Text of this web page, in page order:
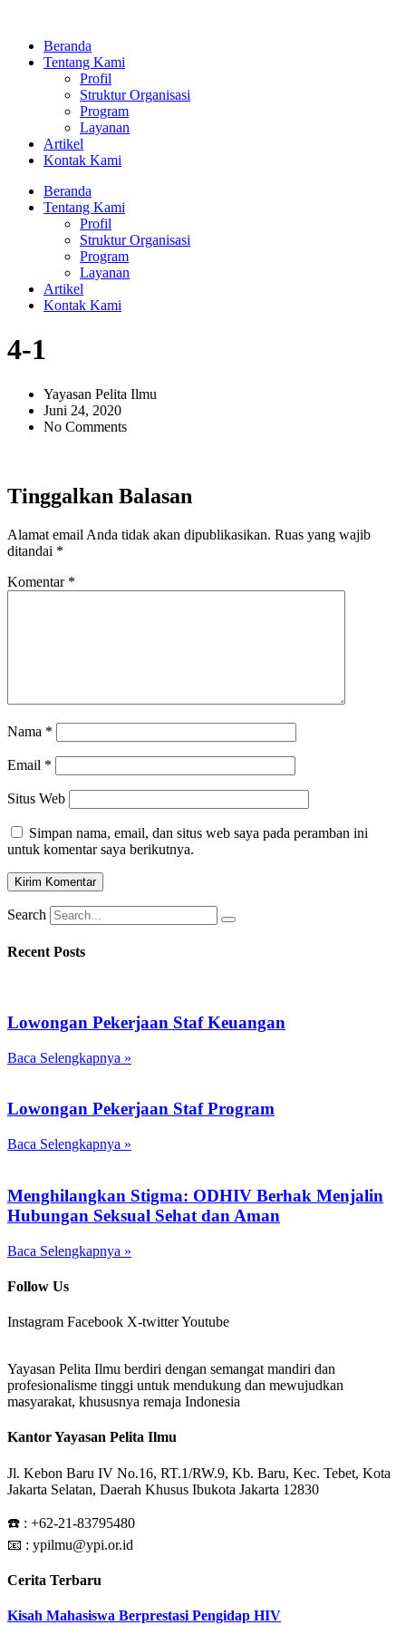
kontenBeranda
Tentang Kami
Profil
Struktur Organisasi
Program
Layanan
Artikel
Kontak Kami
Beranda
Tentang Kami
Profil
Struktur Organisasi
Program
Layanan
Artikel
Kontak Kami
4-1
Yayasan Pelita Ilmu
Juni 24, 2020
No Comments
Tinggalkan Balasan
Alamat email Anda tidak akan dipublikasikan. Ruas yang wajib
ditandai *
Komentar *
Nama *
Email *
Situs Web
Simpan nama, email, dan situs web saya pada peramban ini
untuk komentar saya berikutnya.
Search
Recent Posts
Lowongan Pekerjaan Staf Keuangan
Baca Selengkapnya »
Lowongan Pekerjaan Staf Program
Baca Selengkapnya »
Menghilangkan Stigma: ODHIV Berhak Menjalin
Hubungan Seksual Sehat dan Aman
Baca Selengkapnya »
Follow Us
Instagram Facebook X-twitterYoutube
Yayasan Pelita Ilmu berdiri dengan semangat mandiri dan
profesionalisme tinggi untuk mendukung dan mewujudkan
masyarakat, khususnya remaja Indonesia
Kantor Yayasan Pelita Ilmu
Jl. Kebon Baru IV No.16, RT.1/RW.9, Kb. Baru, Kec. Tebet, Kota
Jakarta Selatan, Daerah Khusus Ibukota Jakarta 12830
☎️ : +62-21-83795480
📧 : ypilmu@ypi.or.id
Cerita Terbaru
Kisah Mahasiswa Berprestasi Pengidap HIV